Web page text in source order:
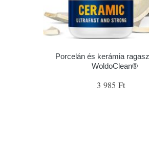
Porcelán és kerámia
WoldoClean®
3 985 Ft